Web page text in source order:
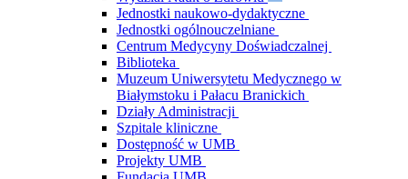
Jednostki naukowo-dydaktyczne
Jednostki ogólnouczelniane
Centrum Medycyny Doświadczalnej
Biblioteka
Muzeum Uniwersytetu Medycznego w
Białymstoku i Pałacu Branickich
Działy Administracji
Szpitale kliniczne
Dostępność w UMB
Projekty UMB